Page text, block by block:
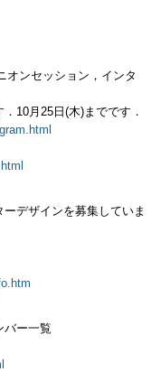
オンセッション，インタ
10月25日(木)までです．
デザインを募集していま
バー一覧